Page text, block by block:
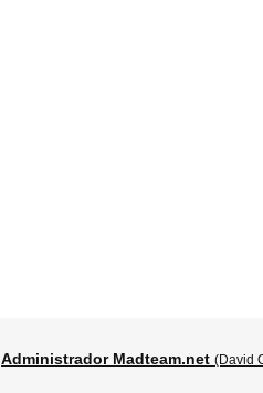
Administrador Madteam.net (David